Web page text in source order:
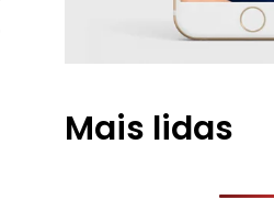
Mais lidas